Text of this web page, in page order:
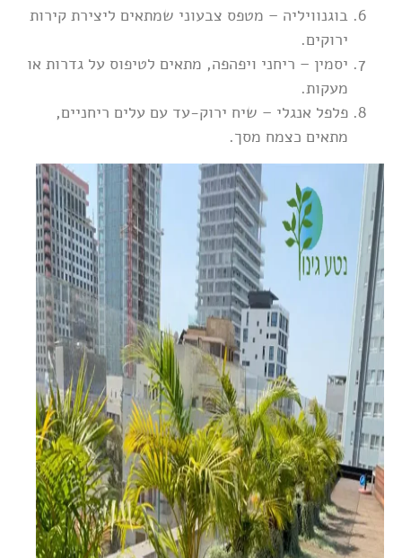
בוגנוויליה – מטפס צבעוני שמתאים ליצירת קירות
ירוקים.
יסמין – ריחני ויפהפה, מתאים לטיפוס על גדרות או
מעקות.
פלפל אנגלי – שיח ירוק-עד עם עלים ריחניים,
מתאים כצמח מסך.